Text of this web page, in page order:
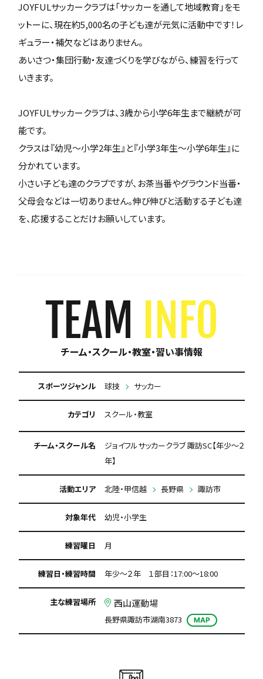
JOYFULサッカークラブは「サッカーを通して地域教育」をモ
ットーに、現在約5,000名の子ども達が元気に活動中です！レ
ギュラー・補欠などはありません。
あいさつ・集団行動・友達づくりを学びながら、練習を行って
いきます。
JOYFULサッカークラブは、3歳から小学6年生まで継続が可
能です。
クラスは『幼児～小学2年生』と『小学3年生～小学6年生』に
分かれています。
小さい子ども達のクラブですが、お茶当番やグラウンド当番・
父母会などは一切ありません。伸び伸びと活動する子ども達
を、応援することだけお願いしています。
TEAM INFO
チーム・スクール・教室・習い事情報
スポーツジャンル 球技 サッカー
カテゴリ スクール・教室
チーム・スクール名
ジョイフルサッカークラブ 諏訪SC【年少～２
年】
活動エリア 北陸・甲信越 長野県 諏訪市
対象年代 幼児・小学生
練習曜日 月
練習日・練習時間 年少～２年 １部目：17:00～18:00
主な練習場所 西山運動場
長野県諏訪市湖南3873 MAP